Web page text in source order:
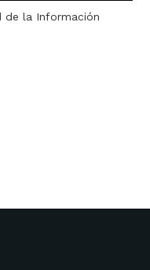
de la Información